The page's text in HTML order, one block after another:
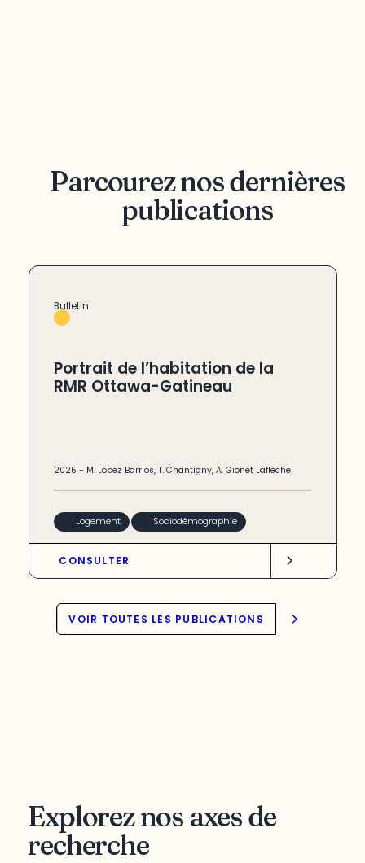
Parcourez nos dernières
publications
Bulletin
Portrait de l’habitation de la
RMR Ottawa-Gatineau
2025- M. Lopez Barrios,T. Chantigny,A. Gionet Laflèche
Logement Sociodémographie
CONSULTER
VOIR TOUTES LES PUBLICATIONS
Explorez nos axes de
recherche